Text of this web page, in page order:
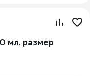
мл, размер